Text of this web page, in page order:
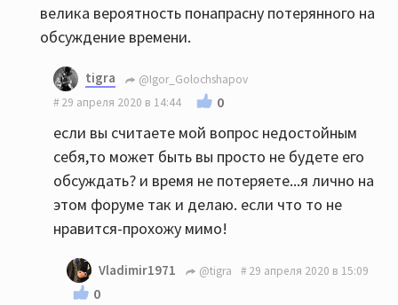
велика вероятность понапрасну потерянного на
обсуждение времени.
tigra
@Igor_Golochshapov
29 апреля 2020 в 14:44
0
если вы считаете мой вопрос недостойным
себя,то может быть вы просто не будете его
обсуждать? и время не потеряете...я лично на
этом форуме так и делаю. если что то не
нравится-прохожу мимо!
Vladimir1971 @tigra 29 апреля 2020 в 15:09
0